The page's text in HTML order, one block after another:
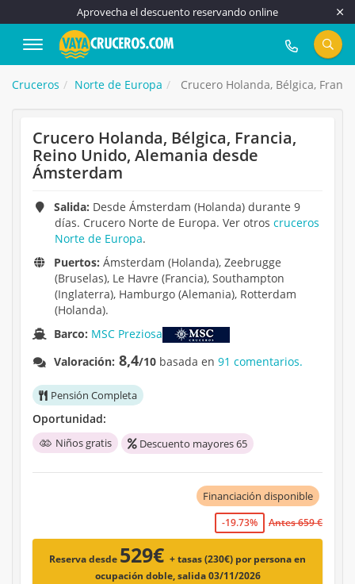
Aprovecha el descuento reservando online
917 815 555
Cruceros Norte de Europa Crucero Holanda, Bélgica,
Crucero Holanda, Bélgica, Francia,
Reino Unido, Alemania desde
Ámsterdam
Salida: Desde Ámsterdam (Holanda) durante 9
días. Crucero Norte de Europa. Ver otros cruceros
Norte de Europa.
Puertos: Ámsterdam (Holanda), Zeebrugge
(Bruselas), Le Havre (Francia), Southampton
(Inglaterra), Hamburgo (Alemania), Rotterdam
(Holanda).
Barco: MSC Preziosa
Valoración: 8,4/10 basada en91 comentarios.
Pensión Completa
Oportunidad:
Niños gratis Descuento mayores 65
Financiación disponible
-19.73% Antes 659 €
Reserva desde 529€ + tasas (230€) por persona en
ocupación doble, salida 03/11/2026